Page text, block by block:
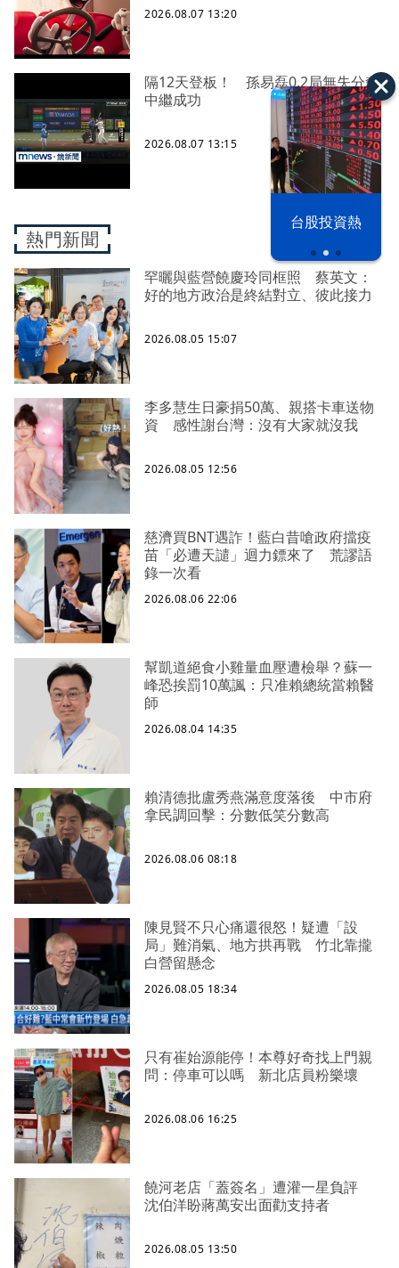
台股投資熱
2026.08.07 13:20
隔12天登板！ 孫易磊0.2局無失分奪
中繼成功
2026.08.07 13:15
熱門新聞
罕曬與藍營饒慶玲同框照 蔡英文：
好的地方政治是終結對立、彼此接力
2026.08.05 15:07
李多慧生日豪捐50萬、親搭卡車送物
資 感性謝台灣：沒有大家就沒我
2026.08.05 12:56
慈濟買BNT遇詐！藍白昔嗆政府擋疫
苗「必遭天譴」迴力鏢來了 荒謬語
錄一次看
2026.08.06 22:06
幫凱道絕食小雞量血壓遭檢舉？蘇一
峰恐挨罰10萬諷：只准賴總統當賴醫
師
2026.08.04 14:35
賴清德批盧秀燕滿意度落後 中市府
拿民調回擊：分數低笑分數高
2026.08.06 08:18
陳見賢不只心痛還很怒！疑遭「設
局」難消氣、地方拱再戰 竹北靠攏
白營留懸念
2026.08.05 18:34
只有崔始源能停！本尊好奇找上門親
問：停車可以嗎 新北店員粉樂壞
2026.08.06 16:25
饒河老店「蓋簽名」遭灌一星負評
沈伯洋盼蔣萬安出面勸支持者
2026.08.05 13:50